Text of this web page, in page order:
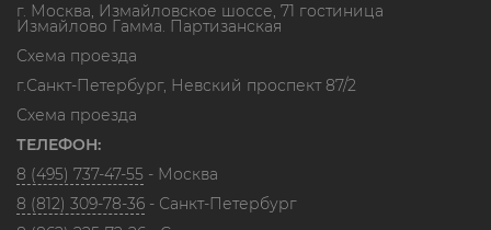
г. Москва, Измайловское шоссе, 71 гостиница
Измайлово Гамма. Партизанская
Схема проезда
г.Санкт-Петербург, Невский проспект 87/2
Схема проезда
ТЕЛЕФОН:
8 (495) 737-47-55 - Москва
8 (812) 309-78-36 - Санкт-Петербург